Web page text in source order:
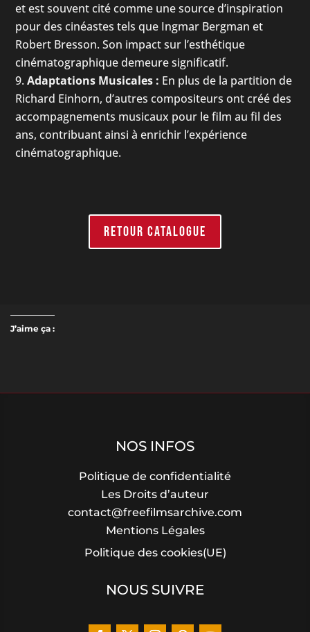
et est souvent cité comme une source d’inspiration
pour des cinéastes tels que Ingmar Bergman et
Robert Bresson. Son impact sur l’esthétique
cinématographique demeure significatif.
Adaptations Musicales : En plus de la partition de
Richard Einhorn, d’autres compositeurs ont créé des
accompagnements musicaux pour le film au fil des
ans, contribuant ainsi à enrichir l’expérience
cinématographique.
RETOUR CATALOGUE
J’aime ça :
NOS INFOS
Politique de confidentialité
Les Droits d’auteur
contact@freefilmsarchive.com
Mentions Légales
Politique des cookies(UE)
NOUS SUIVRE